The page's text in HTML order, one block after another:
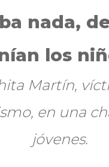
nada,
los
Martín,
en una
jóvenes.